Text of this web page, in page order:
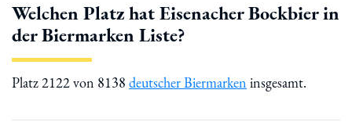
Welchen Platz hat Eisenacher Bockbier in
der Biermarken Liste?
Platz 2122 von 8138 deutscher Biermarken insgesamt.